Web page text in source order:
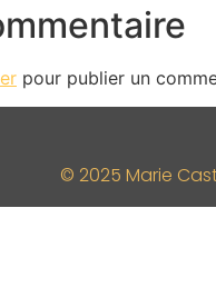
pour publier un
© 2025 Marie